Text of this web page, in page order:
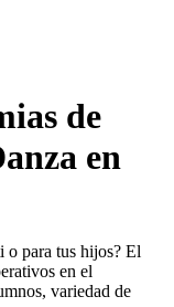
de
en
o para tus hijos? El
en el
variedad de